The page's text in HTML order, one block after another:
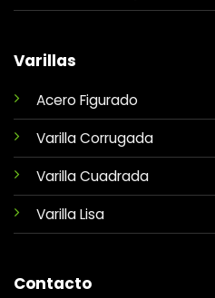
Varillas
Acero Figurado
Varilla Corrugada
Varilla Cuadrada
Varilla Lisa
Contacto